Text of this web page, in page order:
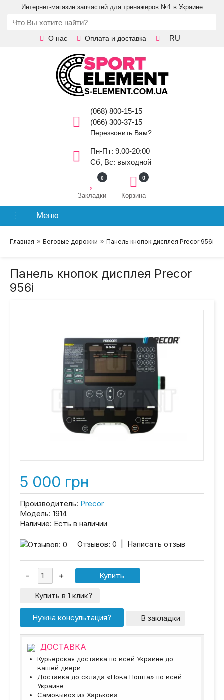
Интернет-магазин запчастей для тренажеров №1 в Украине
О нас Оплата и доставка RU
(068) 800-15-15
(066) 300-37-15
Перезвонить Вам?
Пн-Пт: 9.00-20:00
Сб, Вс: выходной
Закладки
0
Корзина
0
Меню
Главная » Беговые дорожки » Панель кнопок дисплея Precor 956i
Панель кнопок дисплея Precor
956i
5 000 грн
Производитель: Precor
Модель: 1914
Наличие: Есть в наличии
Отзывов: 0 Написать отзыв
Купить в 1 клик?
Нужна консультация? В закладки
ДОСТАВКА
Курьерская доставка по всей Украине до
вашей двери
Доставка до склада «Нова Пошта» по всей
Украине
Самовывоз из Харькова